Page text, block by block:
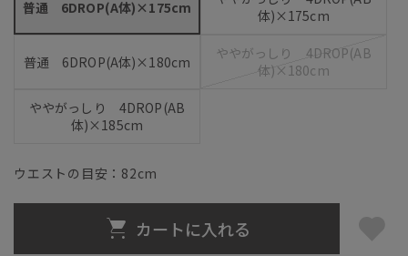
普通 6DROP(A体)×175cm
体)×175cm
普通 6DROP(A体)×180cm
ややがっしり 4DROP(AB
体)×180cm
ややがっしり 4DROP(AB
体)×185cm
ウエストの目安： 82cm
カートに入れる